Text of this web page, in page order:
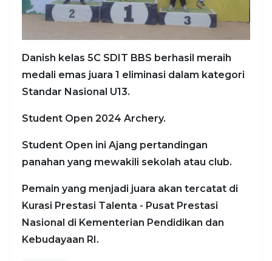
Danish kelas 5C SDIT BBS berhasil meraih
medali emas juara 1 eliminasi dalam kategori
Standar Nasional U13.
Student Open 2024 Archery.
Student Open ini Ajang pertandingan
panahan yang mewakili sekolah atau club.
Pemain yang menjadi juara akan tercatat di
Kurasi Prestasi Talenta - Pusat Prestasi
Nasional di Kementerian Pendidikan dan
Kebudayaan RI.